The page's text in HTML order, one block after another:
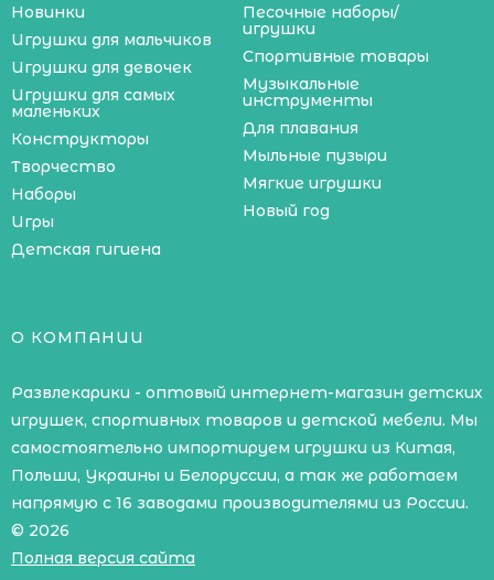
Новинки
Игрушки для мальчиков
Игрушки для девочек
Игрушки для самых
маленьких
Конструкторы
Творчество
Наборы
Игры
Детская гигиена
Песочные наборы/
игрушки
Спортивные товары
Музыкальные
инструменты
Для плавания
Мыльные пузыри
Мягкие игрушки
Новый год
О КОМПАНИИ
Развлекарики - оптовый интернет-магазин детских
игрушек, спортивных товаров и детской мебели. Мы
самостоятельно импортируем игрушки из Китая,
Польши, Украины и Белоруссии, а так же работаем
напрямую с 16 заводами производителями из России.
© 2026
Полная версия сайта